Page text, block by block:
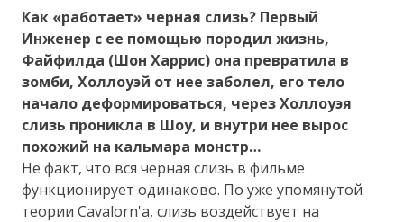
Как «работает» черная слизь? Первый
Инженер с ее помощью породил жизнь,
Файфилда (Шон Харрис) она превратила в
зомби, Холлоуэй от нее заболел, его тело
начало деформироваться, через Холлоуэя
слизь проникла в Шоу, и внутри нее вырос
похожий на кальмара монстр…
Не факт, что вся черная слизь в фильме
функционирует одинаково. По уже упомянутой
теории Cavalorn'а, слизь воздействует на